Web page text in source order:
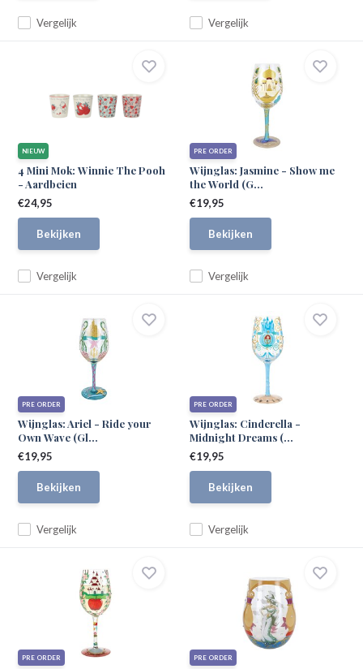
Vergelijk Vergelijk
NIEUW
4 Mini Mok: Winnie The Pooh
- Aardbeien
Vergelijk
€24,95
Bekijken
PRE ORDER
Wijnglas: Jasmine - Show me
the World (G...
Vergelijk
€19,95
Bekijken
PRE ORDER
Wijnglas: Ariel - Ride your
Own Wave (Gl...
Vergelijk
€19,95
Bekijken
PRE ORDER
Wijnglas: Cinderella -
Midnight Dreams (...
Vergelijk
€19,95
Bekijken
PRE ORDER PRE ORDER